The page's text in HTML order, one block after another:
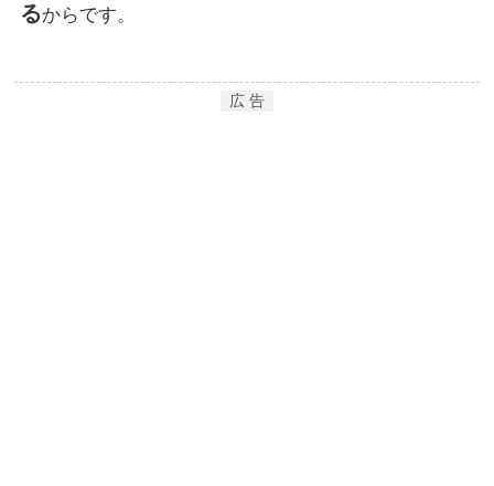
るからです。
広 告